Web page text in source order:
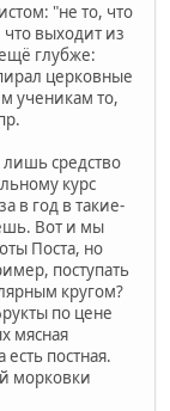
"не то, что
что выходит из
глубже:
церковные
ученикам то,
лишь средство
курс
в год в такие-
Вот и мы
Поста, но
поступать
кругом?
по цене
мясная
постная.
морковки